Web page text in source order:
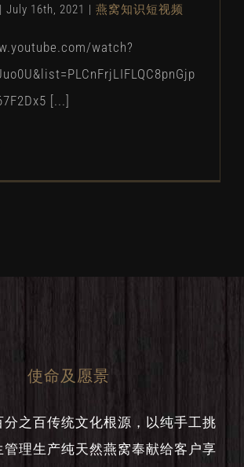
| July 16th, 2021 | 燕窝知识短视频
watch?
[...]
使命及愿景
分之百传统文化根源，以纯手工挑
管理生产纯天然燕窝奉献给客户享